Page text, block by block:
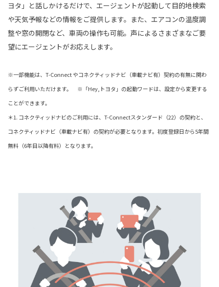
ヨタ」と話しかけるだけで、エージェントが起動して目的地検索
や天気予報などの情報をご提供します。また、エアコンの温度調
整や窓の開閉など、車両の操作も可能。声によるさまざまなご要
望にエージェントがお応えします。
※一部機能は、T-Connect やコネクティッドナビ（車載ナビ有）契約の有無に関わ
らずご利用いただけます。 ※「Hey,トヨタ」の起動ワードは、設定から変更する
ことができます。
＊1. コネクティッドナビのご利用には、T-Connectスタンダード（22）の契約と、
コネクティッドナビ（車載ナビ有）の契約が必要となります。初度登録日から5年間
無料（6年目以降有料）となります。